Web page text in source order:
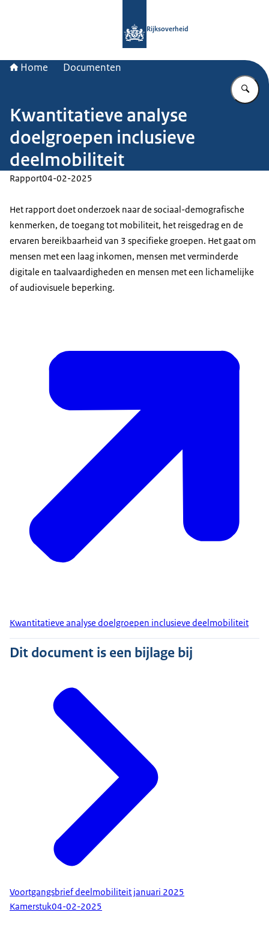
Rijksoverheid
Home Documenten
Kwantitatieve analyse
doelgroepen inclusieve
deelmobiliteit
Rapport04-02-2025
Het rapport doet onderzoek naar de sociaal-demografische
kenmerken, de toegang tot mobiliteit, het reisgedrag en de
ervaren bereikbaarheid van 3 specifieke groepen. Het gaat om
mensen met een laag inkomen, mensen met verminderde
digitale en taalvaardigheden en mensen met een lichamelijke
of audiovisuele beperking.
Kwantitatieve analyse doelgroepen inclusieve deelmobiliteit
Dit document is een bijlage bij
Voortgangsbrief deelmobiliteit januari 2025
Kamerstuk04-02-2025